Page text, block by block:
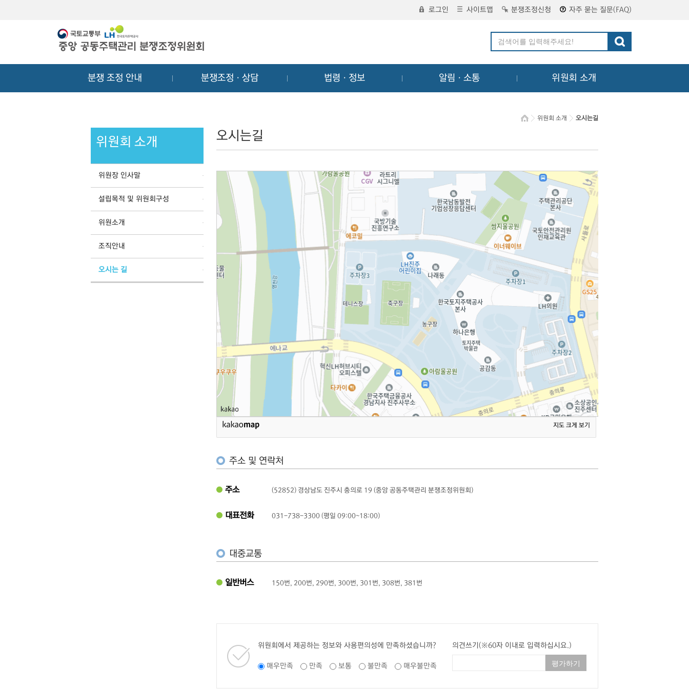
로그인 사이트맵 분쟁조정신청 자주 묻는 질문(FAQ)
분쟁 조정 안내 분쟁조정ㆍ상담 법령ㆍ정보 알림ㆍ소통 위원회 소개
위원회 소개
위원장 인사말
설립목적 및 위원회구성
위원소개
조직안내
오시는 길
위원회 소개 오시는길
오시는길
지도 크게 보기
주소 및 연락처
주소 (52852) 경상남도 진주시 충의로 19 (중앙 공동주택관리 분쟁조정위원회)
대표전화 031-738-3300 (평일 09:00~18:00)
대중교통
일반버스 150번, 200번, 290번, 300번, 301번, 308번, 381번
위원회에서 제공하는 정보와 사용편의성에 만족하셨습니까?
매우만족 만족 보통 불만족 매우불만족
의견쓰기(※60자 이내로 입력하십시요.)